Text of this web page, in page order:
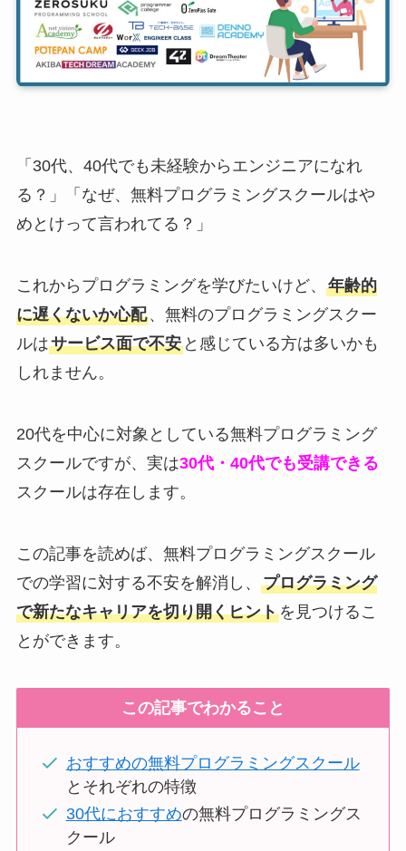
「30代、40代でも未経験からエンジニアになれ
る？」「なぜ、無料プログラミングスクールはや
めとけって言われてる？」
これからプログラミングを学びたいけど、 年齢的
に遅くないか心配、無料のプログラミングスクー
ルはサービス面で不安と感じている方は多いかも
しれません。
20代を中心に対象としている無料プログラミング
スクールですが、実は30代・40代でも受講できる
スクールは存在します。
この記事を読めば、無料プログラミングスクール
での学習に対する不安を解消し、 プログラミング
で新たなキャリアを切り開くヒントを見つけるこ
とができます。
この記事でわかること
おすすめの無料プログラミングスクール
とそれぞれの特徴
30代におすすめの無料プログラミングス
クール